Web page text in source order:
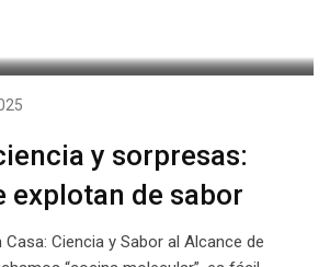
y sorpresas:
explotan de sabor
Ciencia y Sabor al Alcance de